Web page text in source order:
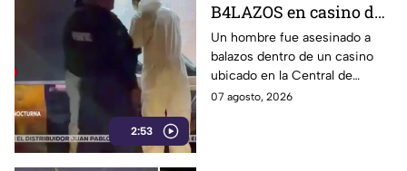
2:53
B4LAZOS en casino de
la Central de Abastos
que cobró la v1da de un
hombre, en León
Un hombre fue asesinado a
balazos dentro de un casino
ubicado en la Central de
Abastos de León. Sujetos
07 agosto, 2026